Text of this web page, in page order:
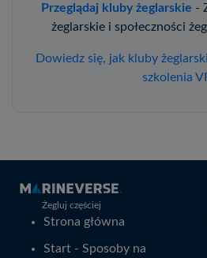
Przeglądaj kluby żeglarskie -
żeglarskie i społeczności
Dowiedz się, jak kluby
szkolenia
Żegluj częściej
Strona główna
Start - Sposoby na